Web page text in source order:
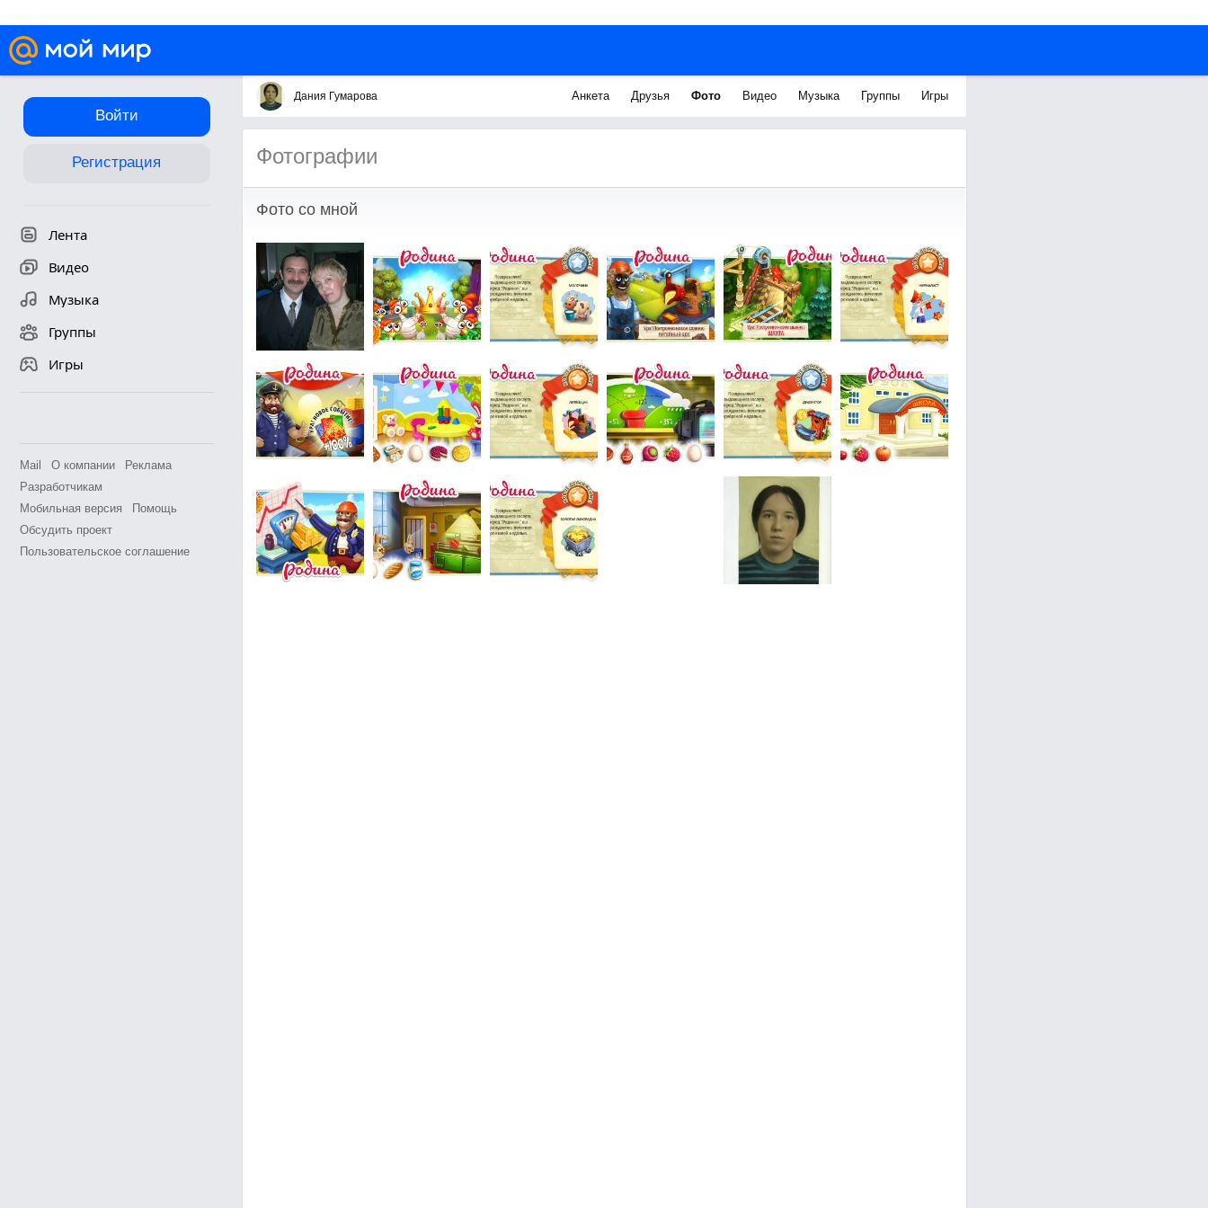
Войти
Регистрация
Лента
Видео
Музыка
Группы
Игры
Mail О компании
Реклама
Разработчикам
Мобильная версия
Помощь
Обсудить проект
Пользовательское соглашение
Дания Гумарова Анкета Друзья Фото Видео Музыка Группы Игры
Фотографии
Фото со мной